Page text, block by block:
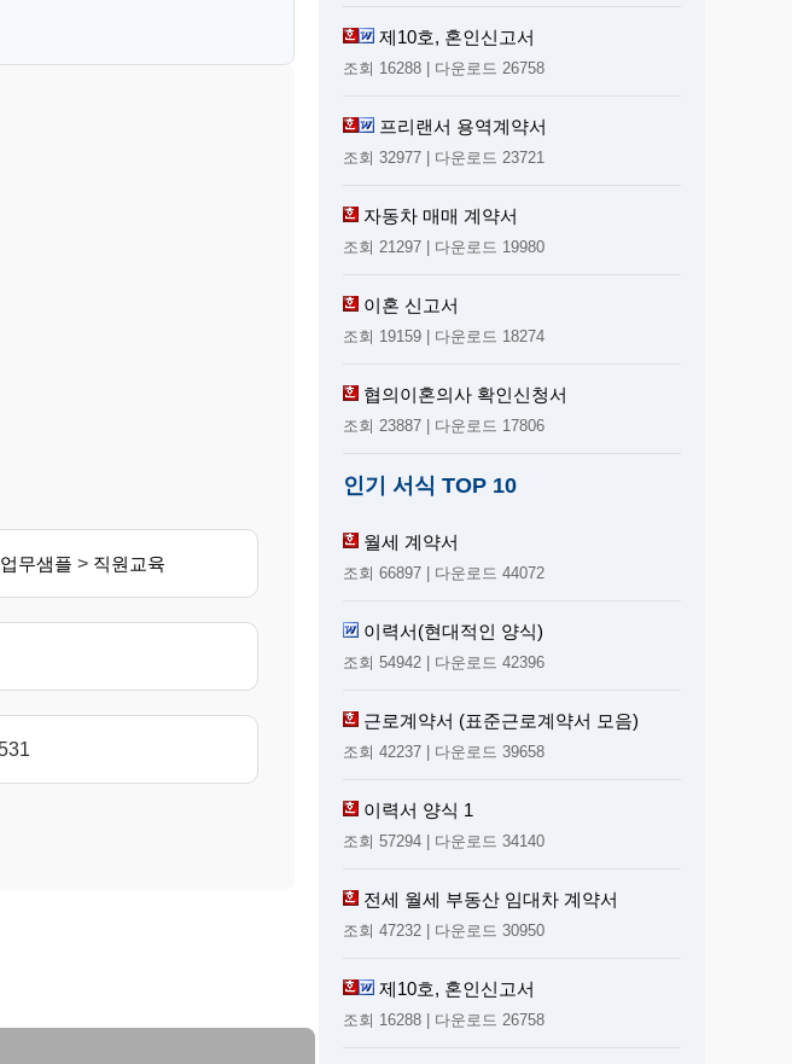
업무샘플 > 직원교육
제10호, 혼인신고서
조회 16288 | 다운로드 26758
프리랜서 용역계약서
조회 32977 | 다운로드 23721
자동차 매매 계약서
조회 21297 | 다운로드 19980
이혼 신고서
조회 19159 | 다운로드 18274
협의이혼의사 확인신청서
조회 23887 | 다운로드 17806
인기 서식 TOP 10
월세 계약서
조회 66897 | 다운로드 44072
이력서(현대적인 양식)
조회 54942 | 다운로드 42396
근로계약서 (표준근로계약서 모음)
조회 42237 | 다운로드 39658
이력서 양식 1
조회 57294 | 다운로드 34140
전세 월세 부동산 임대차 계약서
조회 47232 | 다운로드 30950
제10호, 혼인신고서
조회 16288 | 다운로드 26758